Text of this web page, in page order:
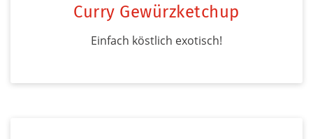
Curry Gewürzketchup
Einfach köstlich exotisch!